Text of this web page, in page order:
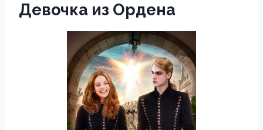
Девочка из Ордена